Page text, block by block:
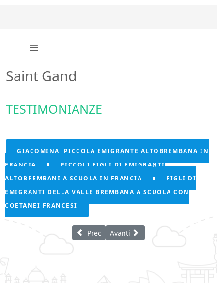
Saint Gand
TESTIMONIANZE
GIACOMINA, PICCOLA EMIGRANTE ALTOBREMBANA IN
FRANCIA
PICCOLI FIGLI DI EMIGRANTI
ALTOBREMBANI A SCUOLA IN FRANCIA
FIGLI DI
EMIGRANTI DELLA VALLE BREMBANA A SCUOLA CON
COETANEI FRANCESI
Articolo precedente: Saint Jean de
Prec Articolo successivo: Spagna
Avanti